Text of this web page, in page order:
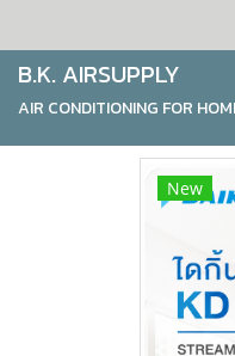
B.K. AIRSUPPLY
AIR CONDITIONING FOR
New